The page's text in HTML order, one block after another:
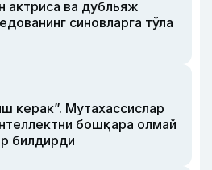
актриса ва дубльяж
синовларга тўла
керак”. Мутахассислар
бошқара олмай
билдирди